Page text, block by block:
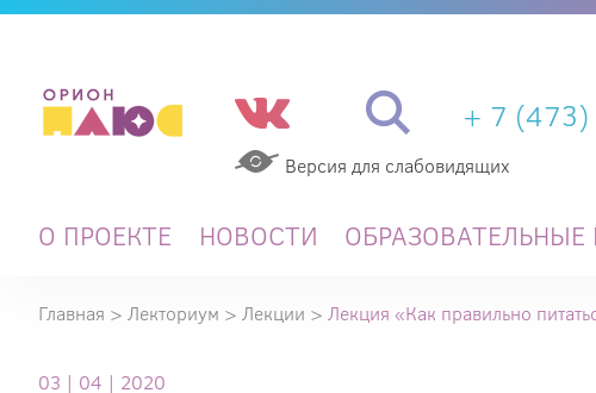
Версия для слабовидящих
+ 7
О ПРОЕКТЕ НОВОСТИ
Главная > Лекториум > Лекции > Лекция «Как правильно
03 | 04 | 2020